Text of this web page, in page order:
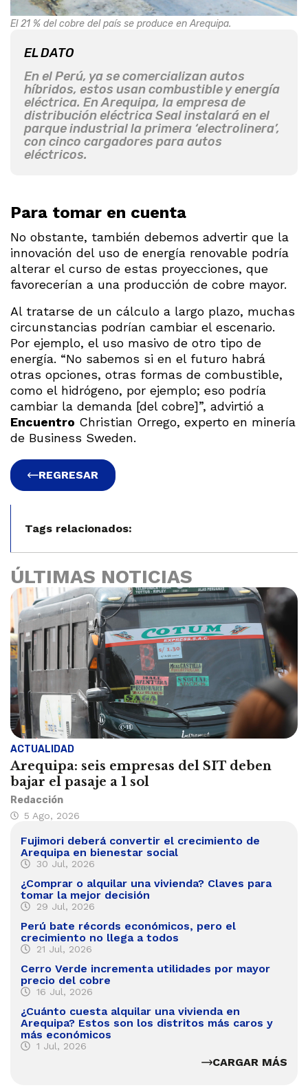
El 21 % del cobre del país se produce en Arequipa.
EL DATO
En el Perú, ya se comercializan autos
híbridos, estos usan combustible y energía
eléctrica. En Arequipa, la empresa de
distribución eléctrica Seal instalará en el
parque industrial la primera ‘electrolinera’,
con cinco cargadores para autos
eléctricos.
Para tomar en cuenta
No obstante, también debemos advertir que la
innovación del uso de energía renovable podría
alterar el curso de estas proyecciones, que
favorecerían a una producción de cobre mayor.
Al tratarse de un cálculo a largo plazo, muchas
circunstancias podrían cambiar el escenario.
Por ejemplo, el uso masivo de otro tipo de
energía. “No sabemos si en el futuro habrá
otras opciones, otras formas de combustible,
como el hidrógeno, por ejemplo; eso podría
cambiar la demanda [del cobre]”, advirtió a
Encuentro Christian Orrego, experto en minería
de Business Sweden.
REGRESAR
Tags relacionados:
ÚLTIMAS NOTICIAS
ACTUALIDAD
Arequipa: seis empresas del SIT deben
bajar el pasaje a 1 sol
Redacción
5 Ago, 2026
Fujimori deberá convertir el crecimiento de
Arequipa en bienestar social
30 Jul, 2026
¿Comprar o alquilar una vivienda? Claves para
tomar la mejor decisión
29 Jul, 2026
Perú bate récords económicos, pero el
crecimiento no llega a todos
21 Jul, 2026
Cerro Verde incrementa utilidades por mayor
precio del cobre
16 Jul, 2026
¿Cuánto cuesta alquilar una vivienda en
Arequipa? Estos son los distritos más caros y
más económicos
1 Jul, 2026
CARGAR MÁS